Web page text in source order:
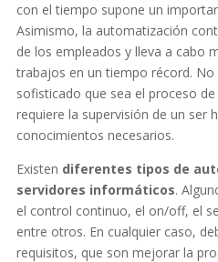
con el tiempo supone un
Asimismo, la automatización
de los empleados y lleva a cabo
trabajos en un tiempo récord.
sofisticado que sea el proceso
requiere la supervisión de un ser
conocimientos necesarios.
Existen diferentes tipos de
servidores informáticos.
el control continuo, el on/off, el
entre otros. En cualquier caso,
requisitos, que son mejorar la